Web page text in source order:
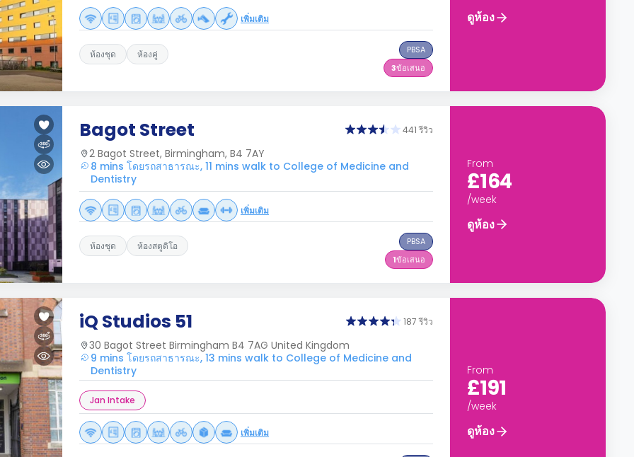
เพิ่มเติม
ห้องชุด ห้องคู่
PBSA
3ข้อเสนอ
ดูห้อง
Bagot Street 441 รีวิว
2 Bagot Street, Birmingham, B4 7AY
8 mins โดยรถสาธารณะ, 11 mins walk to College of Medicine and
Dentistry
เพิ่มเติม
ห้องชุด ห้องสตูดิโอ
PBSA
1ข้อเสนอ
From
£164
/week
ดูห้อง
iQ Studios 51 187 รีวิว
30 Bagot Street Birmingham B4 7AG United Kingdom
9 mins โดยรถสาธารณะ, 13 mins walk to College of Medicine and
Dentistry
Jan Intake
เพิ่มเติม
From
£191
/week
ดูห้อง